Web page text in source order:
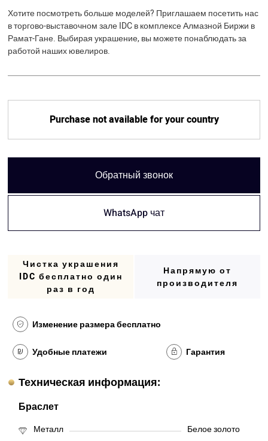
Хотите посмотреть больше моделей? Приглашаем посетить нас
в торгово-выставочном зале IDC в ​​комплексе Алмазной Биржи в
Рамат-Гане. Выбирая украшение, вы можете понаблюдать за
работой наших ювелиров.
Purchase not available for your country
Обратный звонок
WhatsApp чат
Чистка украшения
IDC бесплатно один
раз в год
Напрямую от
производителя
Изменение размера бесплатно
Удобные платежи Гарантия
Техническая информация:
Браслет
Металл
Белое золото